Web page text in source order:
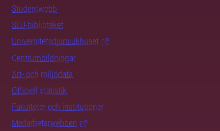
Studentwebb
SLU-biblioteket
Universitetsdjursjukhuset
Centrumbildningar
Art- och miljödata
Officiell statistik
Fakulteter och institutioner
Medarbetarwebben